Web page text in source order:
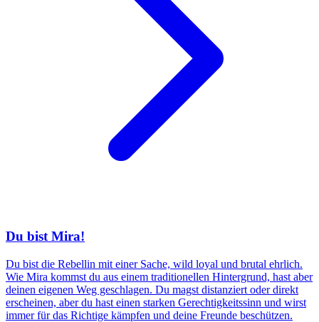
Du bist Mira!
Du bist die Rebellin mit einer Sache, wild loyal und brutal ehrlich.
Wie Mira kommst du aus einem traditionellen Hintergrund, hast aber
deinen eigenen Weg geschlagen. Du magst distanziert oder direkt
erscheinen, aber du hast einen starken Gerechtigkeitssinn und wirst
immer für das Richtige kämpfen und deine Freunde beschützen.